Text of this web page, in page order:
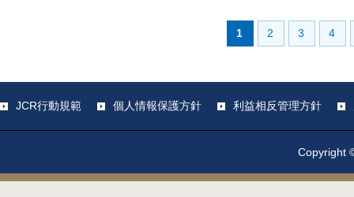
1 2 3 4
JCR行動規範 個人情報保護方針 利益相反管理方針
Copyright